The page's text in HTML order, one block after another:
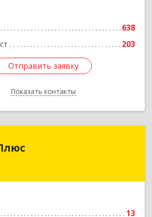
638
203
Отправить заявку
Показать контакты
Отправить заявку
Назад
13
Красноярский край, Красноярск г,